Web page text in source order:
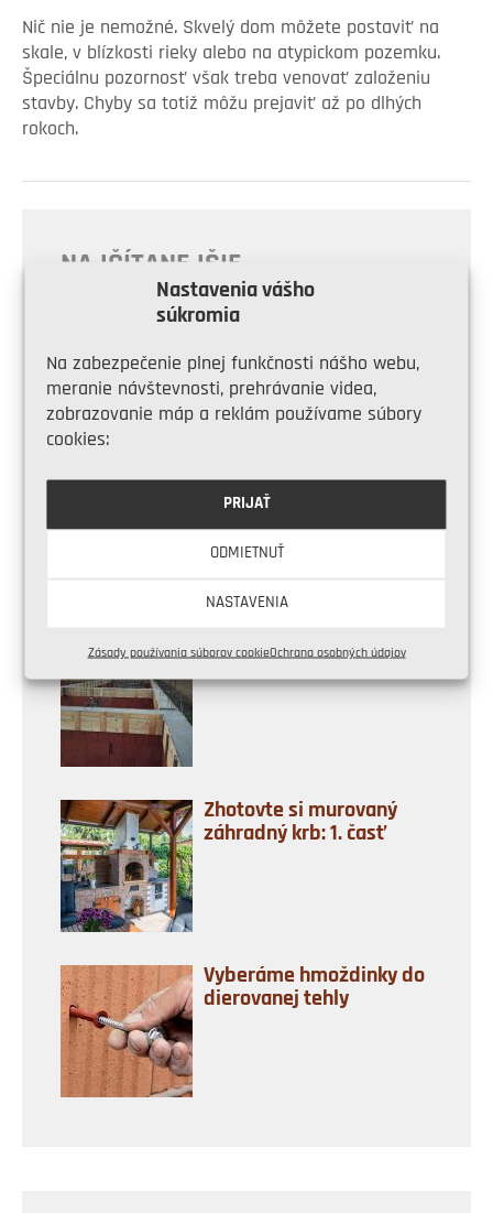
Nastavenia vášho
súkromia
Na zabezpečenie plnej funkčnosti nášho webu,
meranie návštevnosti, prehrávanie videa,
zobrazovanie máp a reklám používame súbory
cookies:
PRIJAŤ
ODMIETNUŤ
NASTAVENIA
Zásady používania súborov cookieOchrana osobných údajov
Nič nie je nemožné. Skvelý dom môžete postaviť na
skale, v blízkosti rieky alebo na atypickom pozemku.
Špeciálnu pozornosť však treba venovať založeniu
stavby. Chyby sa totiž môžu prejaviť až po dlhých
rokoch.
NAJČÍTANEJŠIE
Aký má byť odstup
pozemku?
Bungalov s rovnou
strechou: 5 inšpirácií pre
váš dom
Veniec na dome krok za
Zhotovte si murovaný
záhradný krb: 1. časť
Vyberáme hmoždinky do
dierovanej tehly